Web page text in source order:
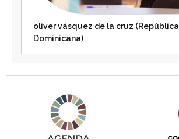
oliver vásquez de la cruz (República
Dominicana)